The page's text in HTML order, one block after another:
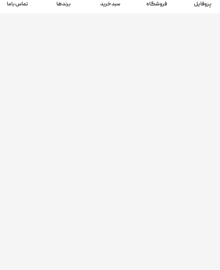
پروفایل فروشگاه سبد خرید برندها تماس باما